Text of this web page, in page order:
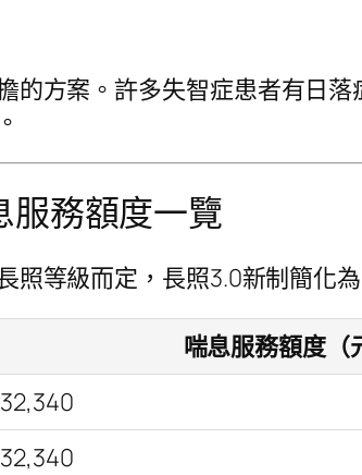
的方案。許多失智症患者有日
務額度一覽
照等級而定，長照3.0新制簡化
喘息服務額度（
32,340
32,340